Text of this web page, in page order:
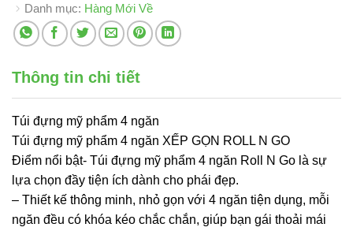
Danh mục: Hàng Mới Về
Thông tin chi tiết
Túi đựng mỹ phẩm 4 ngăn
Túi đựng mỹ phẩm 4 ngăn XẾP GỌN ROLL N GO
Điểm nổi bật- Túi đựng mỹ phẩm 4 ngăn Roll N Go là sự
lựa chọn đầy tiện ích dành cho phái đẹp.
– Thiết kế thông minh, nhỏ gọn với 4 ngăn tiện dụng, mỗi
ngăn đều có khóa kéo chắc chắn, giúp bạn gái thoải mái